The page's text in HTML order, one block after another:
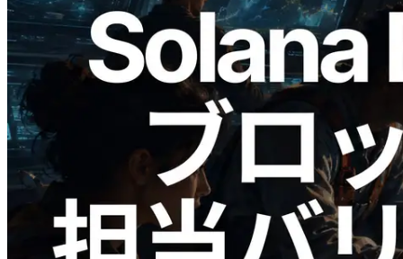
2026.05.24
Validators Solutions、Solana ブロックア
ナライザーを公開 — slot 単位のブロッ
ク生成時間と担当バリデータを視覚化
この記事を読む
さらに読み込む